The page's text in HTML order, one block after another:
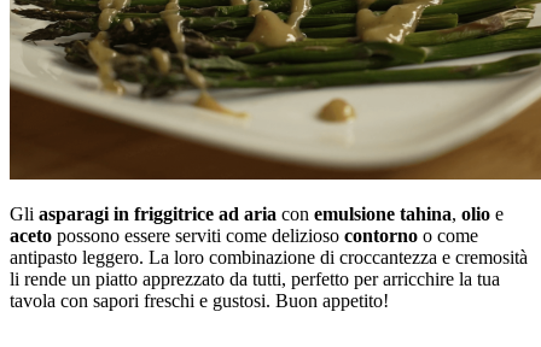
Gli asparagi in friggitrice ad aria con emulsione tahina, olio e
aceto possono essere serviti come delizioso contorno o come
antipasto leggero. La loro combinazione di croccantezza e cremosità
li rende un piatto apprezzato da tutti, perfetto per arricchire la tua
tavola con sapori freschi e gustosi. Buon appetito!